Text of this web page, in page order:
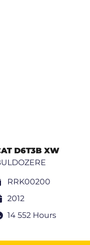
D6T3B XW
RRK00200
2012
14 552 Hours